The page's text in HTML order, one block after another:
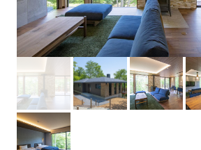
ログイン